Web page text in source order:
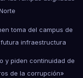
toma del campus de
infraestructura
y piden continuidad de
de la corrupción»